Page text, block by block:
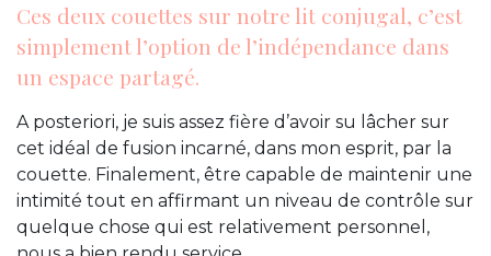
Ces deux couettes sur notre lit conjugal, c’est
simplement l’option de l’indépendance dans
un espace partagé.
A posteriori, je suis assez fière d’avoir su lâcher sur
cet idéal de fusion incarné, dans mon esprit, par la
couette. Finalement, être capable de maintenir une
intimité tout en affirmant un niveau de contrôle sur
quelque chose qui est relativement personnel,